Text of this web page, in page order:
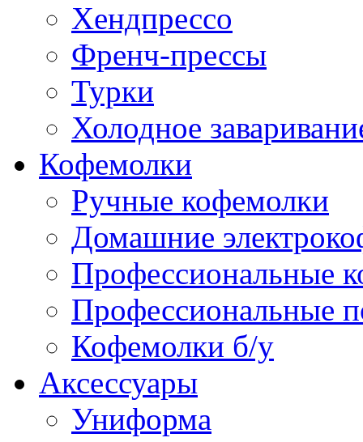
Хендпрессо
Френч-прессы
Турки
Холодное
Кофемолки
Ручные кофемолки
Домашние
Профессиональные
Профессиональные
Кофемолки б/у
Аксессуары
Униформа